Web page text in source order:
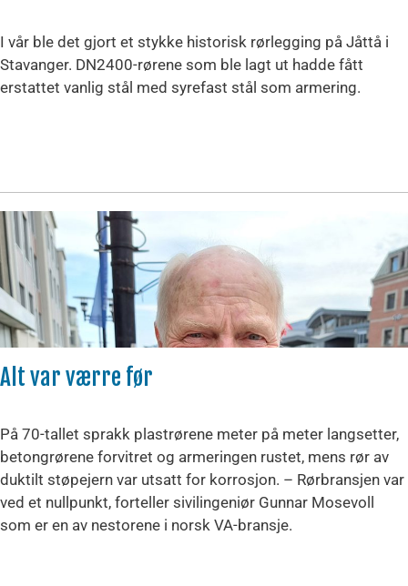
I vår ble det gjort et stykke historisk rørlegging på Jåttå i
Stavanger. DN2400-rørene som ble lagt ut hadde fått
erstattet vanlig stål med syrefast stål som armering.
Alt var værre før
På 70-tallet sprakk plastrørene meter på meter langsetter,
betongrørene forvitret og armeringen rustet, mens rør av
duktilt støpejern var utsatt for korrosjon. – Rørbransjen var
ved et nullpunkt, forteller sivilingeniør Gunnar Mosevoll
som er en av nestorene i norsk VA-bransje.